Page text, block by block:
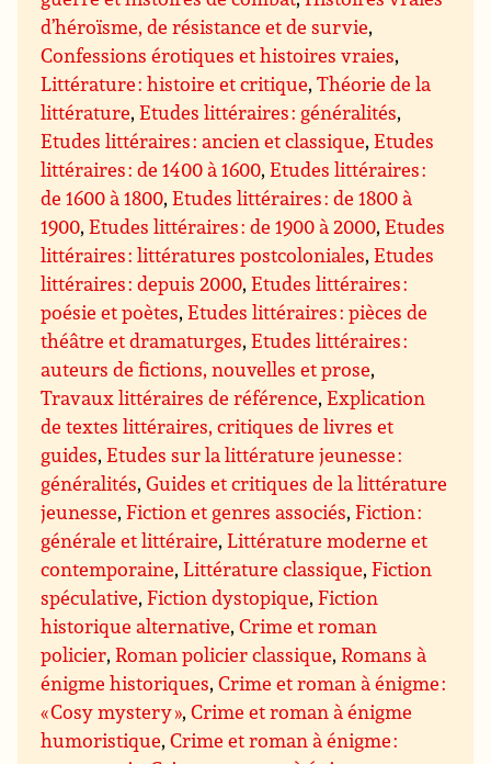
d’héroïsme, de résistance et de survie,
Confessions érotiques et histoires vraies,
Littérature : histoire et critique,Théorie de la
littérature,Etudes littéraires : généralités,
Etudes littéraires : ancien et classique,Etudes
littéraires : de 1400 à 1600,Etudes littéraires :
de 1600 à 1800,Etudes littéraires : de 1800 à
1900,Etudes littéraires : de 1900 à 2000,Etudes
littéraires : littératures postcoloniales,Etudes
littéraires : depuis 2000,Etudes littéraires :
poésie et poètes,Etudes littéraires : pièces de
théâtre et dramaturges,Etudes littéraires :
auteurs de fictions, nouvelles et prose,
Travaux littéraires de référence,Explication
de textes littéraires, critiques de livres et
guides,Etudes sur la littérature jeunesse :
généralités,Guides et critiques de la littérature
jeunesse,Fiction et genres associés,Fiction :
générale et littéraire,Littérature moderne et
contemporaine,Littérature classique,Fiction
spéculative,Fiction dystopique,Fiction
historique alternative,Crime et roman
policier,Roman policier classique,Romans à
énigme historiques,Crime et roman à énigme :
« Cosy mystery »,Crime et roman à énigme
humoristique,Crime et roman à énigme :